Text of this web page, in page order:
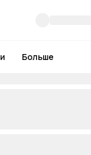
Больше